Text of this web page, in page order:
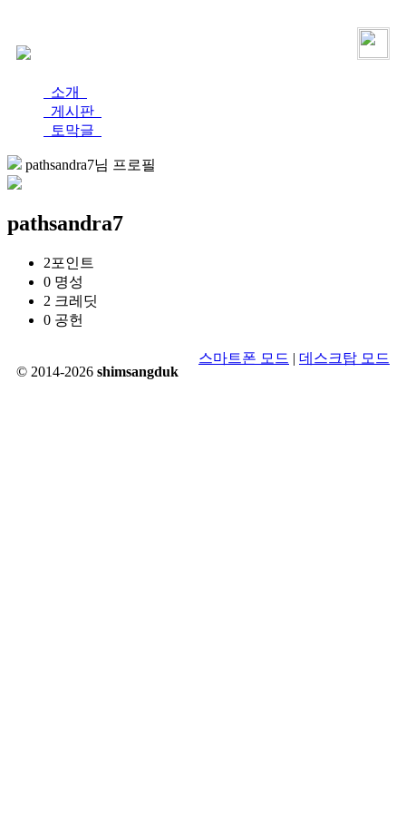
소개
게시판
토막글
pathsandra7님 프로필
pathsandra7
2포인트
0 명성
2 크레딧
0 공헌
© 2014-2026 shimsangduk
스마트폰 모드 | 데스크탑 모드